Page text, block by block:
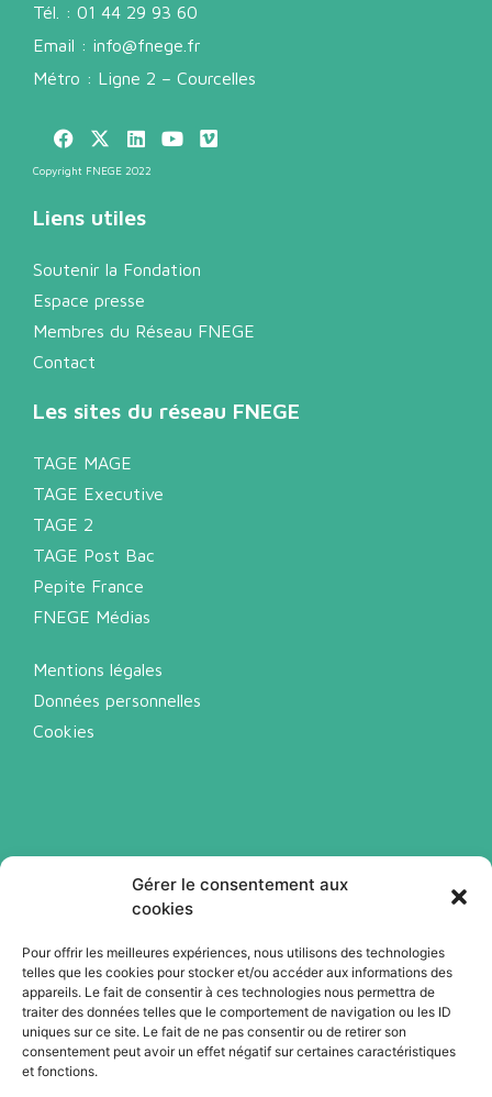
Gérer le consentement aux
cookies
Pour offrir les meilleures expériences, nous utilisons des technologies
telles que les cookies pour stocker et/ou accéder aux informations des
appareils. Le fait de consentir à ces technologies nous permettra de
traiter des données telles que le comportement de navigation ou les ID
uniques sur ce site. Le fait de ne pas consentir ou de retirer son
consentement peut avoir un effet négatif sur certaines caractéristiques
et fonctions.
Tél. : 01 44 29 93 60
Email : info@fnege.fr
Métro : Ligne 2 – Courcelles
Copyright FNEGE 2022
Liens utiles
Soutenir la Fondation
Espace presse
Membres du Réseau FNEGE
Contact
Les sites du réseau FNEGE
TAGE MAGE
TAGE Executive
TAGE 2
TAGE Post Bac
Pepite France
FNEGE Médias
Mentions légales
Données personnelles
Cookies
Abonnez-vous à notre newsletter
Je m'abonne